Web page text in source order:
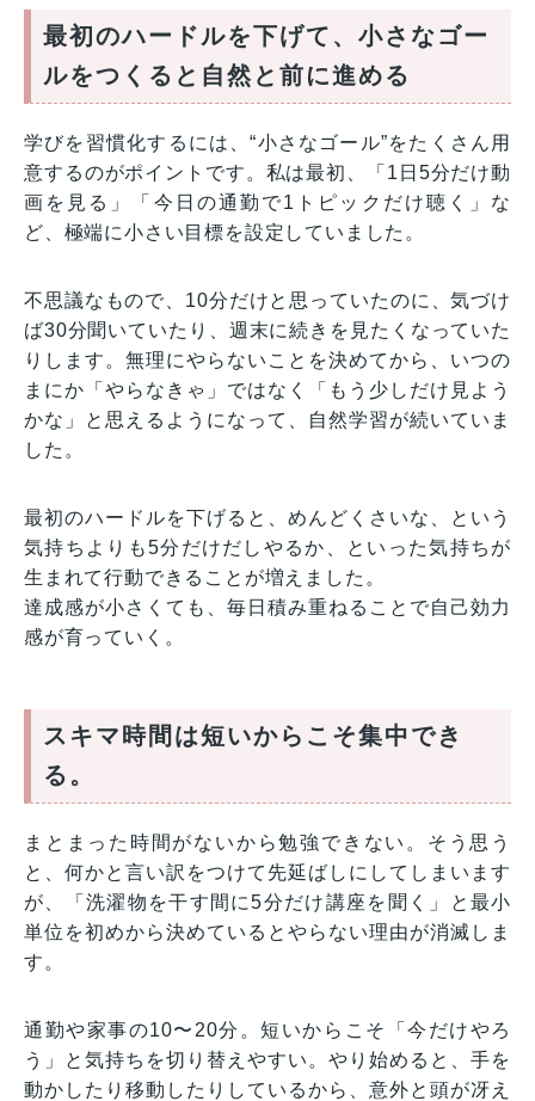
最初のハードルを下げて、小さなゴー
ルをつくると自然と前に進める
学びを習慣化するには、“小さなゴール”をたくさん用
意するのがポイントです。私は最初、「1日5分だけ動
画を見る」「今日の通勤で1トピックだけ聴く」な
ど、極端に小さい目標を設定していました。
不思議なもので、10分だけと思っていたのに、気づけ
ば30分聞いていたり、週末に続きを見たくなっていた
りします。無理にやらないことを決めてから、いつの
まにか「やらなきゃ」ではなく「もう少しだけ見よう
かな」と思えるようになって、自然学習が続いていま
した。
最初のハードルを下げると、めんどくさいな、という
気持ちよりも5分だけだしやるか、といった気持ちが
生まれて行動できることが増えました。
達成感が小さくても、毎日積み重ねることで自己効力
感が育っていく。
スキマ時間は短いからこそ集中でき
る。
まとまった時間がないから勉強できない。そう思う
と、何かと言い訳をつけて先延ばしにしてしまいます
が、「洗濯物を干す間に5分だけ講座を聞く」と最小
単位を初めから決めているとやらない理由が消滅しま
す。
通勤や家事の10〜20分。短いからこそ「今だけやろ
う」と気持ちを切り替えやすい。やり始めると、手を
動かしたり移動したりしているから、意外と頭が冴え